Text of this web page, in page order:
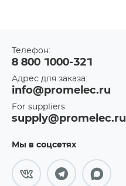
Телефон:
8 800 1000-321
Адрес для заказа:
info@promelec.ru
For suppliers:
supply@promelec.ru
Мы в соцсетях